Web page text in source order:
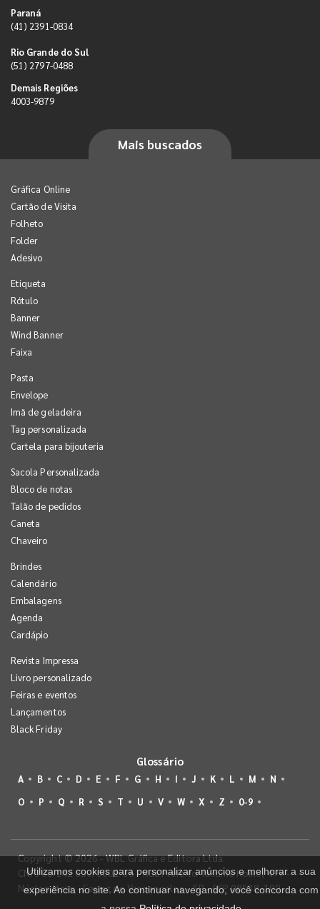
Paraná
(41) 2391-0834
Rio Grande do Sul
(51) 2797-0488
Demais Regiões
4003-9879
Mais buscados
Gráfica Online
Cartão de Visita
Folheto
Folder
Adesivo
Etiqueta
Rótulo
Banner
Wind Banner
Faixa
Pasta
Envelope
Imã de geladeira
Tag personalizada
Cartela para bijouteria
Sacola Personalizada
Bloco de notas
Talão de pedidos
Caneta
Chaveiro
Brindes
Calendário
Embalagens
Agenda
Cardápio
Revista Impressa
Livro personalizado
Feiras e eventos
Lançamentos
Black Friday
Glossário
A B C D E F G H I J K L M
N
O
P Q R S T U V W X Z 0-9
Copyright © 2026 - WBL Gráfica e Editora Ltda.
CNPJ 08.142.850/0001-36 - Rua Prefeito Takume Koike, 499 -
Núcleo Itaim - Ferraz de Vasconcelos - SP - CEP 08538-100
Utilizamos cookies para personalizar anúncios e melhorar a sua
experiência no site. Ao continuar navegando, você concorda com